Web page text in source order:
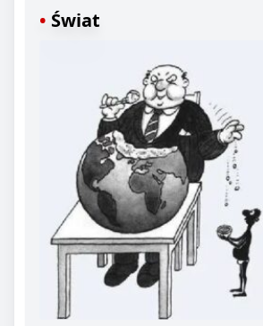
Świat